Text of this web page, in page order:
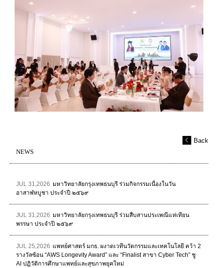
Back
NEWS
JUL 31,2026 มหาวิทยาลัยกรุงเทพธนบุรี ร่วมกิจกรรมเนื่องในวัน
อาสาฬหบูชา ประจำปี ๒๕๖๙
JUL 31,2026 มหาวิทยาลัยกรุงเทพธนบุรี ร่วมสืบสานประเพณีแห่เทียน
พรรษา ประจำปี ๒๕๖๙
JUL 25,2026 แพทย์ศาสตร์ มกธ. ผงาดเวทีนวัตกรรมและเทคโนโลยี คว้า 2
รางวัลซ้อน “AWS Longevity Award” และ “Finalist สาขา Cyber Tech” ชู
AI ปฏิวัติการศึกษาแพทย์และสุขภาพยุคใหม่